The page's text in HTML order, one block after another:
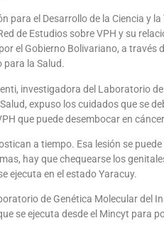
para el Desarrollo de la Ciencia y
de Estudios sobre VPH y su
el Gobierno Bolivariano, a través
para la Salud.
investigadora del Laboratorio
expuso los cuidados que se
que puede desembocar en
a tiempo. Esa lesión se
hay que chequearse los
ejecuta en el estado Yaracuy.
de Genética Molecular del
se ejecuta desde el Mincyt para